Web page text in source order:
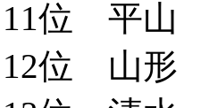
11位 平山
12位 山形